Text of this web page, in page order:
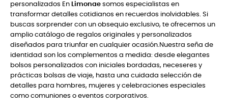
personalizados En
Limonae somos especialistas en
transformar detalles cotidianos en recuerdos inolvidables. Si
buscas sorprender con un obsequio exclusivo, te ofrecemos un
amplio catálogo de regalos originales y personalizados
diseñados para triunfar en cualquier ocasión.Nuestra seña de
identidad son los complementos a medida: desde elegantes
bolsos personalizados con iniciales bordadas, neceseres y
prácticas bolsas de viaje, hasta una cuidada selección de
detalles para hombres, mujeres y celebraciones especiales
como comuniones o eventos corporativos.